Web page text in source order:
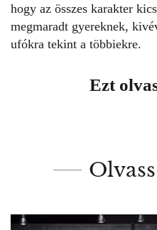
hogy az összes karakter
megmaradt gyereknek,
ufókra tekint a többiekre.
Ezt